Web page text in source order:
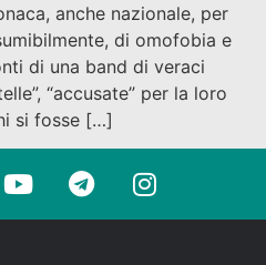
anche nazionale, per
di omofobia e
di una band di veraci
“accusate” per la loro
si fosse […]